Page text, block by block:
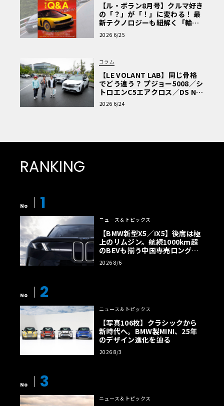
【ル・ボラン8月号】クルマ好き
の「？」が「！」に変わる！ 最
新テクノロジーも紐解く「輸入
車Q&A」
2026 6/25
コラム
【LE VOLANT LAB】同じ骨格
でどう違う？ プジョー5008／シ
トロエンC5エアクロス／DS Nº4
読者一気乗りレポート
2026 6/24
RANKING
No 1
ニュース＆トピックス
【BMW新型X5／iX5】後席は極
上のリムジン。航続1000km超
のBEVも揃う中国専売ロング仕
様の全貌
2026 8/6
No 2
ニュース＆トピックス
【写真106枚】クラシックから
新時代へ。BMW製MINI、25年
のデザイン進化を辿る
2026 8/3
No 3
ニュース＆トピックス